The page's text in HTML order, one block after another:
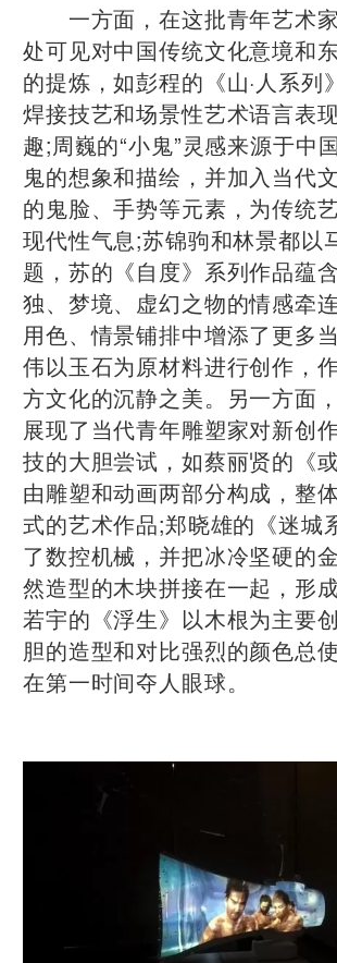
一方面，在这批青年艺术
处可见对中国传统文化意境和
的提炼，如彭程的《山·人系列
焊接技艺和场景性艺术语言表
趣;周巍的“小鬼”灵感来源于中
鬼的想象和描绘，并加入当代
的鬼脸、手势等元素，为传统
现代性气息;苏锦驹和林景都以
题，苏的《自度》系列作品蕴
独、梦境、虚幻之物的情感牵
用色、情景铺排中增添了更多
伟以玉石为原材料进行创作，
方文化的沉静之美。另一方面
展现了当代青年雕塑家对新创
技的大胆尝试，如蔡丽贤的《
由雕塑和动画两部分构成，整
式的艺术作品;郑晓雄的《迷城
了数控机械，并把冰冷坚硬的
然造型的木块拼接在一起，形
若宇的《浮生》以木根为主要
胆的造型和对比强烈的颜色总
在第一时间夺人眼球。